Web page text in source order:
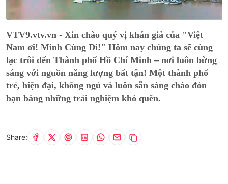
Time
VTV9.vtv.vn - Xin chào quý vị khán giả của "Việt
Nam ơi! Mình Cùng Đi!" Hôm nay chúng ta sẽ cùng
lạc trôi đến Thành phố Hồ Chí Minh – nơi luôn bừng
sáng với nguồn năng lượng bất tận! Một thành phố
trẻ, hiện đại, không ngủ và luôn sẵn sàng chào đón
bạn bằng những trải nghiệm khó quên.
Share: